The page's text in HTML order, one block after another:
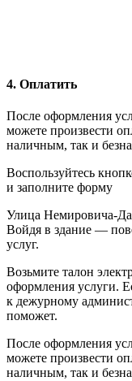
4. Оплатить
После оформления
можете произвести
наличным, так и
Воспользуйтесь
и заполните форму
Улица Немировича-
Войдя в здание —
услуг.
Возьмите талон
оформления услуги.
к дежурному
поможет.
После оформления
можете произвести
наличным, так и